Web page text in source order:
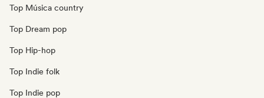
Top Música country
Top Dream pop
Top Hip-hop
Top Indie folk
Top Indie pop